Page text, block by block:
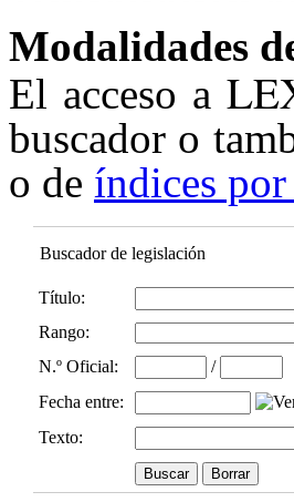
Modalidades
El acceso a
buscador o
o de índices
Buscador de legislación
Título:
Rango:
N.º Oficial:
/
Fecha entre:
Texto: